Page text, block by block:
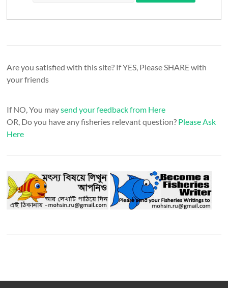
Are you satisfied with this site? If YES, Please SHARE with
your friends
If NO, You maysend your feedback from Here
OR, Do you have any fisheries relevant question? Please Ask
Here